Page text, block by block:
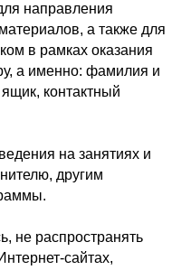
направления
а также для
в рамках оказания
а именно: фамилия и
контактный
на занятиях и
другим
не распространять
сайтах,